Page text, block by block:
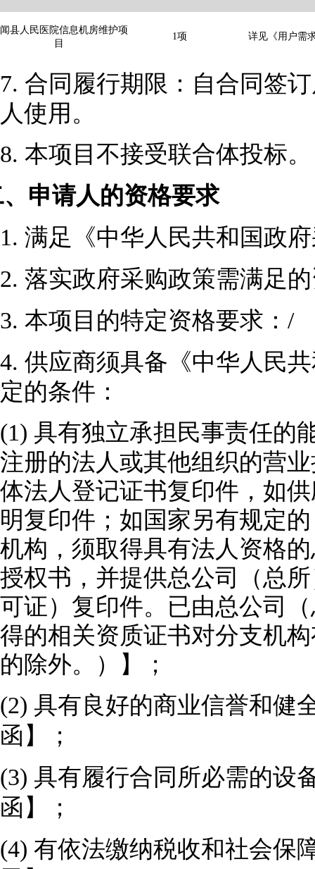
县人民医院信息机房维护项
目
1项 详见《用户需
7. 合同履行期限：自合同签
人使用 。
8. 本项目不接受联合体投标。
申请人的资格要求
1. 满足《中华人民共和国政
2. 落实政府采购政策需满足
3. 本项目的特定资格要求： /
4. 供应商须具备《中华人民
定的条件：
(1) 具有独立承担民事责任的
注册的法人或其他组织的营
体法人登记证书复印件，如
明复印件；如国家另有规定
机构，须取得具有法人资格
授权书，并提供总公司（总
可证）复印件。已由总公司
得的相关资质证书对分支机
的除外。）】；
(2) 具有良好的商业信誉和健
函】
；
(3) 具有履行合同所必需的设
函 】
；
(4) 有依法缴纳税收和社会保